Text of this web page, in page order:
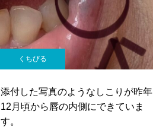
くちびる
添付した写真のようなしこりが昨年
12月頃から唇の内側にできていま
す。